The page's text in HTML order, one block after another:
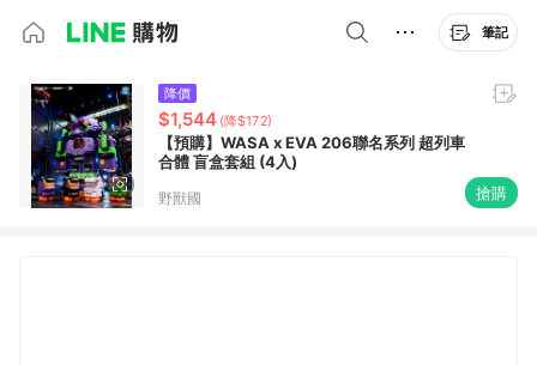
筆記
降價
$1,544 (降$172)
【預購】WASA x EVA 206聯名系列 超列車
合體 盲盒套組 (4入)
野獸國 搶購